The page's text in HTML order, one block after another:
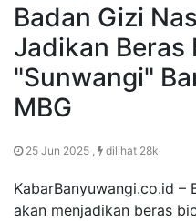
Badan Gizi
Jadikan
"Sunwangi"
MBG
25 Jun 2025 , dilihat 28k
KabarBanyuwangi.co.id –
akan menjadikan beras